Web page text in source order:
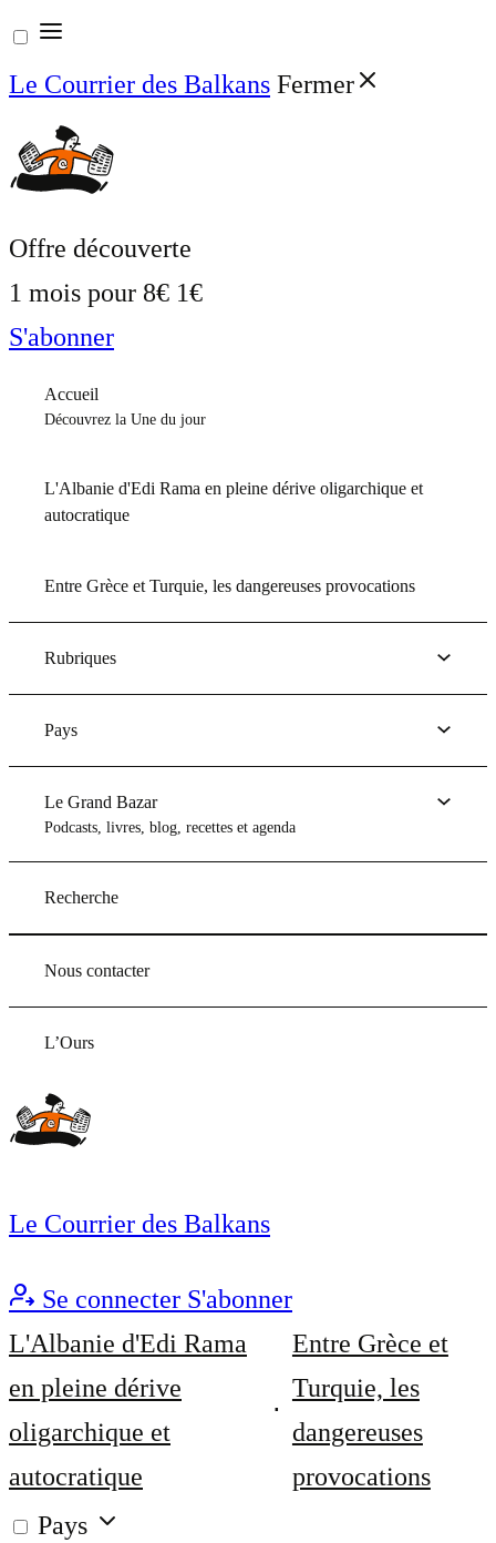
Aller
au
contenu
Le Courrier des Balkans Fermer
Offre découverte
1 mois pour 8€ 1€
S'abonner
Accueil
Découvrez la Une du jour
L'Albanie d'Edi Rama en pleine dérive oligarchique et
autocratique
Entre Grèce et Turquie, les dangereuses provocations
Rubriques
Pays
Le Grand Bazar
Podcasts, livres, blog, recettes et agenda
Recherche
Nous contacter
L’Ours
Le Courrier des Balkans
Se connecter S'abonner
L'Albanie d'Edi Rama
en pleine dérive
oligarchique et
autocratique
Entre Grèce et
Turquie, les
dangereuses
provocations
Pays